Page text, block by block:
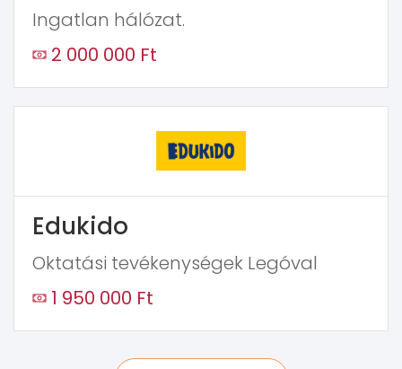
Ingatlan hálózat.
2 000 000 Ft
Edukido
Oktatási tevékenységek Legóval
1 950 000 Ft